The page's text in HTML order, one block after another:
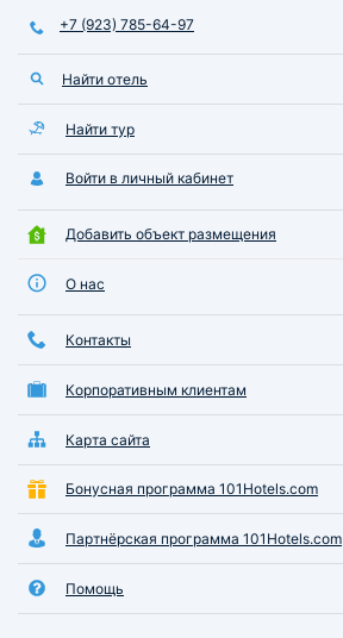
+7 (923) 785-64-97
Найти отель
Найти тур
Войти в личный кабинет
Добавить объект размещения
О нас
Контакты
Корпоративным клиентам
Карта сайта
Бонусная программа 101Hotels.com
Партнёрская программа 101Hotels.com
Помощь